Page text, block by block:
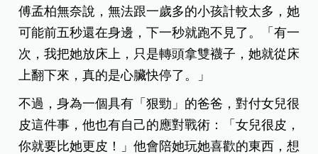
傅孟柏無奈說，無法跟一歲多的小孩計較太多，她
可能前五秒還在身邊，下一秒就跑不見了。「有一
次，我把她放床上，只是轉頭拿雙襪子，她就從床
上翻下來，真的是心臟快停了。」
不過，身為一個具有「狠勁」的爸爸，對付女兒很
皮這件事，他也有自己的應對戰術：「女兒很皮，
你就要比她更皮！」他會陪她玩她喜歡的東西，想